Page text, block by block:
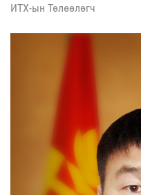
ИТХ-ын Төлөөлөгч